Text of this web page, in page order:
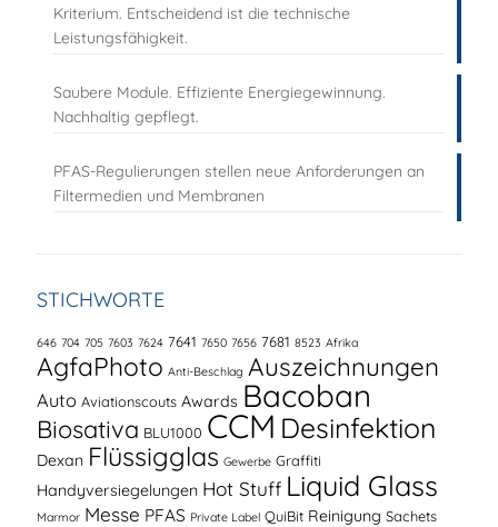
Kriterium. Entscheidend ist die technische
Leistungsfähigkeit.
Saubere Module. Effiziente Energiegewinnung.
Nachhaltig gepflegt.
PFAS-Regulierungen stellen neue Anforderungen an
Filtermedien und Membranen
STICHWORTE
646 704 705 7603 7624 7641 7650 7656 7681 8523 Afrika
AgfaPhoto Anti-Beschlag Auszeichnungen
Auto Aviationscouts Awards Bacoban
Biosativa BLU1000 CCM Desinfektion
Dexan Flüssigglas Gewerbe Graffiti
Handyversiegelungen Hot Stuff Liquid Glass
Marmor Messe PFAS Private Label QuiBit Reinigung Sachets